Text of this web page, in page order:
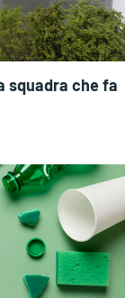
squadra che fa